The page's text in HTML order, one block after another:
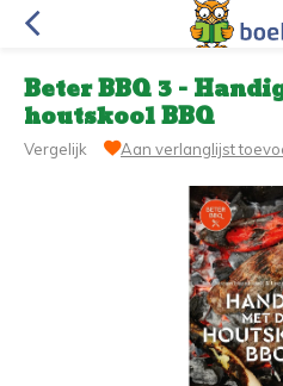
Beter BBQ 3 -
houtskool BBQ
Vergelijk Aan verlanglijst